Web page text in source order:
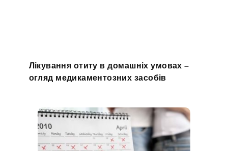
Лікування отиту в домашніх умовах –
огляд медикаментозних засобів